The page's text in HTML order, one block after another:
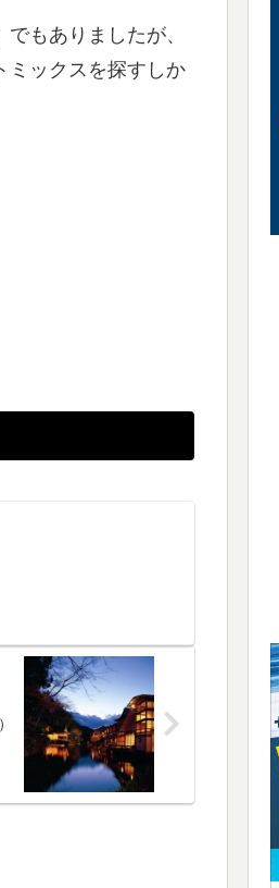
でもありましたが、
ミックスを探すしか